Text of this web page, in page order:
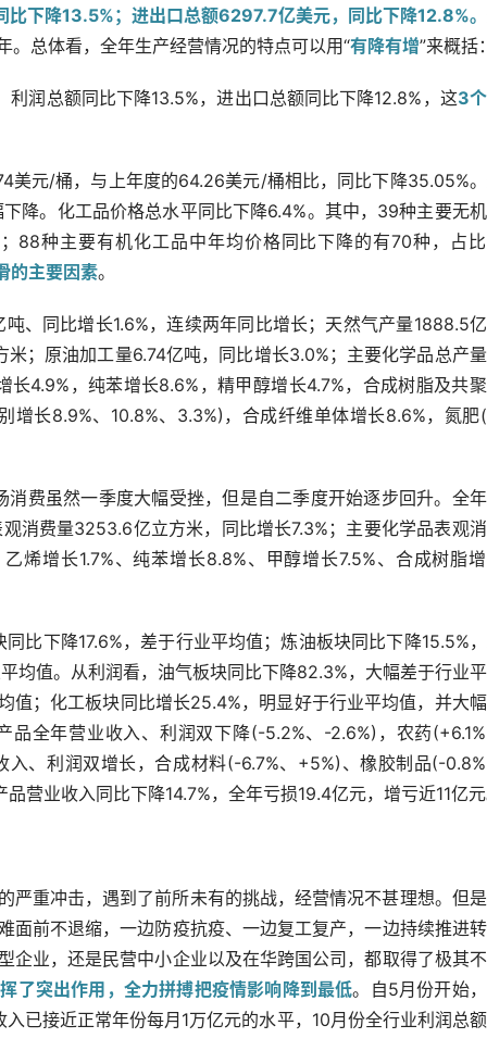
下降13.5%；进出口总额6297.7亿美元，同比下降12.8%。
总体看，全年生产经营情况的特点可以用“有降有增”来概括：
利润总额同比下降13.5%，进出口总额同比下降12.8%，这3
美元/桶，与上年度的64.26美元/桶相比，同比下降35.05%
降。化工品价格总水平同比下降6.4%。其中，39种主要无
88种主要有机化工品中年均价格同比下降的有70种，占
的主要因素。
吨、同比增长1.6%，连续两年同比增长；天然气产量1888.5
；原油加工量6.74亿吨，同比增长3.0%；主要化学品总产
4.9%，纯苯增长8.6%，精甲醇增长4.7%，合成树脂及共
增长8.9%、10.8%、3.3%)，合成纤维单体增长8.6%，氮肥
消费虽然一季度大幅受挫，但是自二季度开始逐步回升。全
消费量3253.6亿立方米，同比增长7.3%；主要化学品表观
烯增长1.7%、纯苯增长8.8%、甲醇增长7.5%、合成树脂
比下降17.6%，差于行业平均值；炼油板块同比下降15.5%
均值。从利润看，油气板块同比下降82.3%，大幅差于行业
值；化工板块同比增长25.4%，明显好于行业平均值，并大
全年营业收入、利润双下降(-5.2%、-2.6%)，农药(+6.1%
、利润双增长，合成材料(-6.7%、+5%)、橡胶制品(-0.8%
营业收入同比下降14.7%，全年亏损19.4亿元，增亏近11亿元
重冲击，遇到了前所未有的挑战，经营情况不甚理想。但是
面前不退缩，一边防疫抗疫、一边复工复产，一边持续推进
企业，还是民营中小企业以及在华跨国公司，都取得了极其
了突出作用，全力拼搏把疫情影响降到最低。自5月份开始
已接近正常年份每月1万亿元的水平，10月份全行业利润总